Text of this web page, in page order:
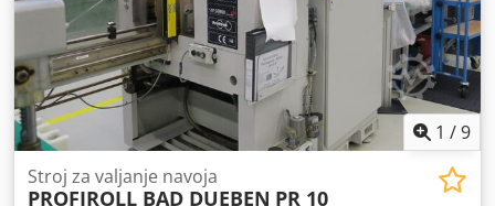
1 /9
Stroj za valjanje navoja
PROFIROLL BAD DUEBEN PR 10